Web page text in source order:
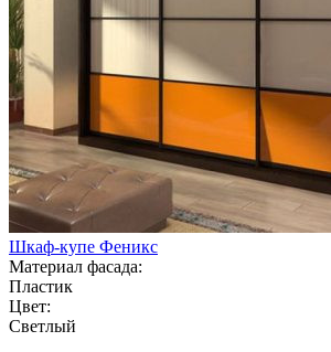
Шкаф-купе Феникс
Материал фасада:
Пластик
Цвет:
Светлый